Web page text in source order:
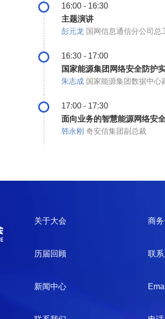
16:00 - 16:30
主题演讲
彭元龙 国网信息通信分公司总
16:30 - 17:00
国家能源集团网络安全防护
朱志成国家能源集团数据中心
17:00 - 17:30
面向业务的智慧能源网络安
韩永刚 奇安信集团副总裁
关于大会
历届回顾
新闻中心
商
联